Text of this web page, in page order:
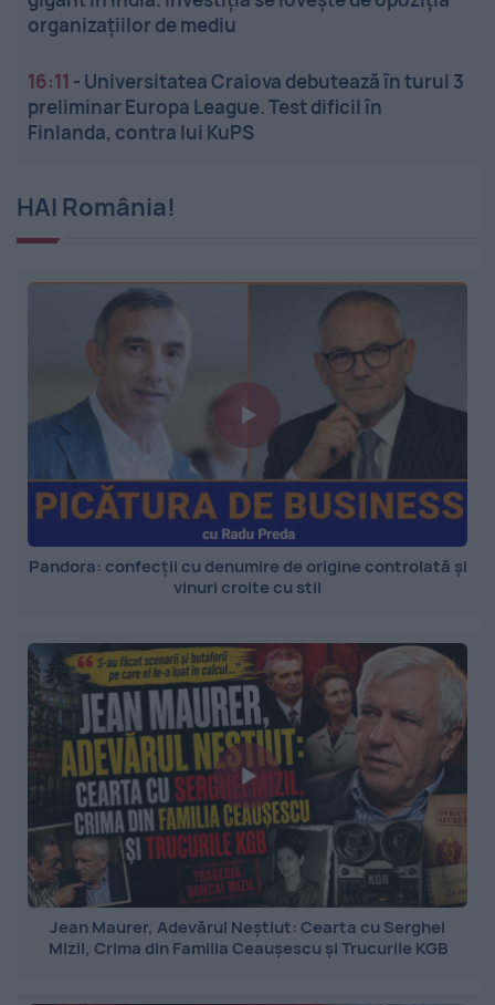
organizațiilor de mediu
16:11 - Universitatea Craiova debutează în turul 3
preliminar Europa League. Test dificil în
Finlanda, contra lui KuPS
HAI România!
Pandora: confecții cu denumire de origine controlată și
vinuri croite cu stil
Jean Maurer, Adevărul Neștiut: Cearta cu Serghei
Mizil, Crima din Familia Ceaușescu și Trucurile KGB